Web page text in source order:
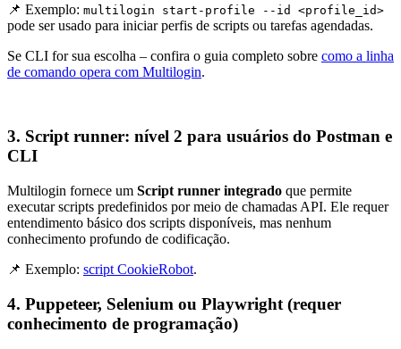
📌 Exemplo: multilogin start-profile --id <profile_id>
pode ser usado para iniciar perfis de scripts ou tarefas agendadas.
Se CLI for sua escolha – confira o guia completo sobre como a linha
de comando opera com Multilogin.
3. Script runner: nível 2 para usuários do Postman e
CLI
Multilogin fornece um Script runner integrado que permite
executar scripts predefinidos por meio de chamadas API. Ele requer
entendimento básico dos scripts disponíveis, mas nenhum
conhecimento profundo de codificação.
📌 Exemplo: script CookieRobot.
4. Puppeteer, Selenium ou Playwright (requer
conhecimento de programação)